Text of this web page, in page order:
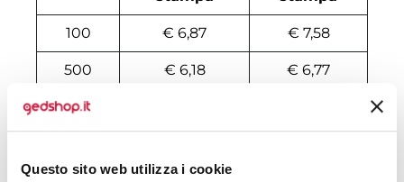
Questo sito web utilizza i cookie
100 € 6,87 € 7,58
500 € 6,18 € 6,77
1000